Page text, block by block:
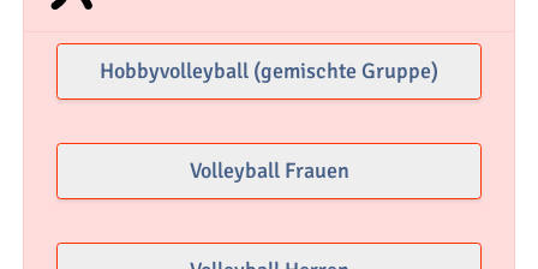
Hobbyvolleyball (gemischte Gruppe)
Volleyball Frauen